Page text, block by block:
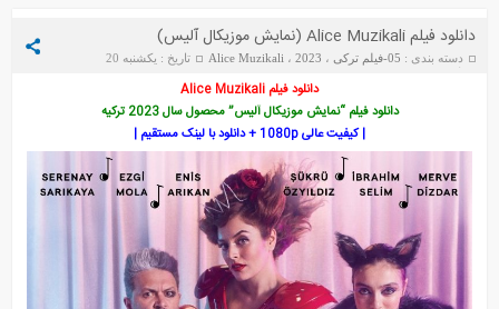
قانون طبیعت بالا و پایین استانبول
دانلود فیلم Alice Muzikali (نمایش موزیکال آلیس)
دسته بندی : 05-فیلم ترکی ، 2023 ، Alice Muzikali
تاریخ : یکشنبه 20
جولای 2025
دانلود فیلم Alice Muzikali
دانلود فیلم “نمایش موزیکال آلیس” محصول سال 2023 ترکیه
| کیفیت عالی 1080p + دانلود با لینک مستقیم |